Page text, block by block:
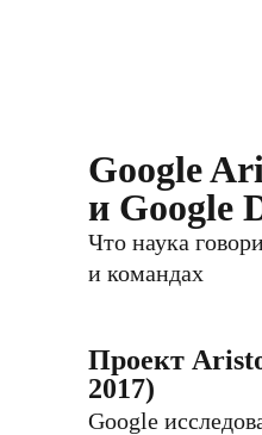
Google
и Google
Что наука
и командах
Проект
2017)
Google